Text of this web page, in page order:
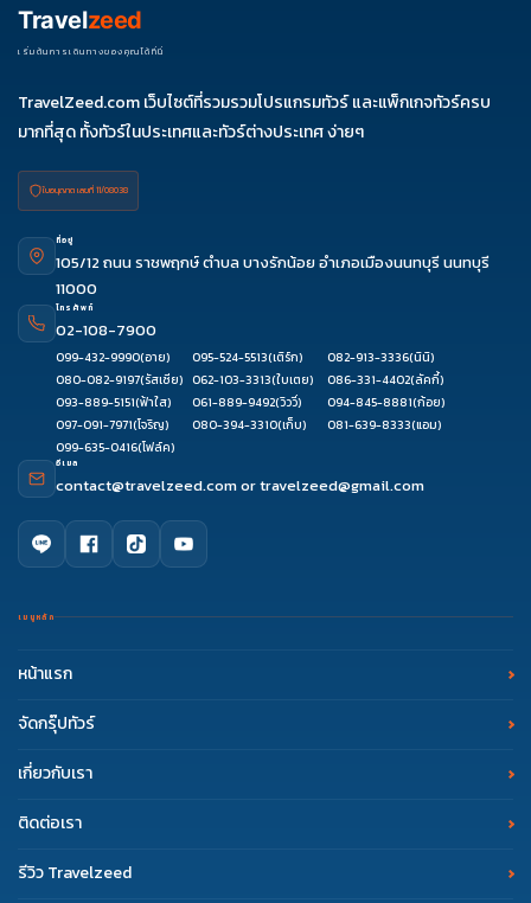
Travelzeed
เริ่มต้นการเดินทางของคุณได้ที่นี่
TravelZeed.com เว็บไซต์ที่รวมรวมโปรแกรมทัวร์ และแพ็กเกจทัวร์ครบ
มากที่สุด ทั้งทัวร์ในประเทศและทัวร์ต่างประเทศ ง่ายๆ
ใบอนุญาต เลขที่ 11/08038
ที่อยู่
105/12 ถนน ราชพฤกษ์ ตำบล บางรักน้อย อำเภอเมืองนนทบุรี นนทบุรี
11000
โทรศัพท์
02-108-7900
099-432-9990(อาย) 095-524-5513(เติร์ก) 082-913-3336(นินิ)
080-082-9197(รัสเซีย) 062-103-3313(ใบเตย) 086-331-4402(ลัคกี้)
093-889-5151(ฟ้าใส) 061-889-9492(วิววี่) 094-845-8881(ก้อย)
097-091-7971(โจริญ) 080-394-3310(เก็บ) 081-639-8333(แอม)
099-635-0416(โฟล์ค)
อีเมล
contact@travelzeed.comortravelzeed@gmail.com
เมนูหลัก
หน้าแรก
จัดกรุ๊ปทัวร์
เกี่ยวกับเรา
ติดต่อเรา
รีวิว Travelzeed